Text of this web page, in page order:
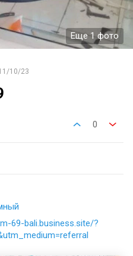
Еще 1 фото
10/23
0
69-bali.business.site/?